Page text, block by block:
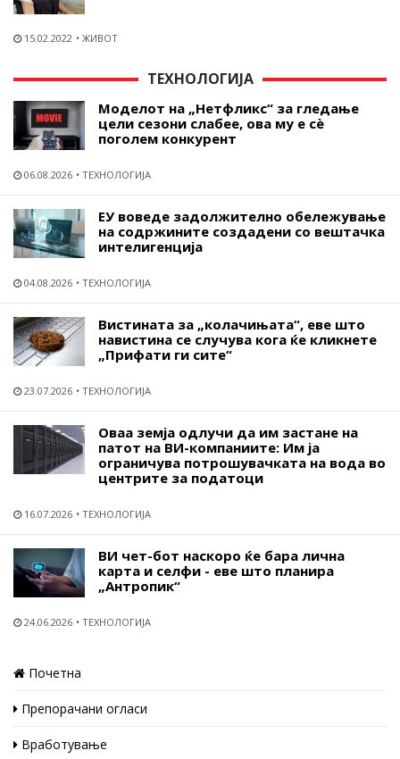
15.02.2022 ЖИВОТ
ТЕХНОЛОГИЈА
Моделот на „Нетфликс“ за гледање
цели сезони слабее, ова му е сѐ
поголем конкурент
06.08.2026 ТЕХНОЛОГИЈА
ЕУ воведе задолжително обележување
на содржините создадени со вештачка
интелигенција
04.08.2026 ТЕХНОЛОГИЈА
Вистината за „колачињата“, еве што
навистина се случува кога ќе кликнете
„Прифати ги сите“
23.07.2026 ТЕХНОЛОГИЈА
Оваа земја одлучи да им застане на
патот на ВИ-компаниите: Им ја
ограничува потрошувачката на вода во
центрите за податоци
16.07.2026 ТЕХНОЛОГИЈА
ВИ чет-бот наскоро ќе бара лична
карта и селфи - еве што планира
„Антропик“
24.06.2026 ТЕХНОЛОГИЈА
Почетна
Препорачани огласи
Вработување